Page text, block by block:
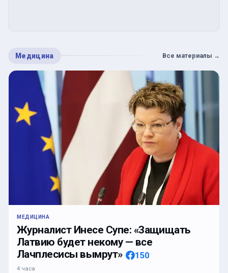
Медицина Все материалы →
МЕДИЦИНА
Журналист Инесе Супе: «Защищать
Латвию будет некому — все
Лачплесисы вымрут»
150
4 часа